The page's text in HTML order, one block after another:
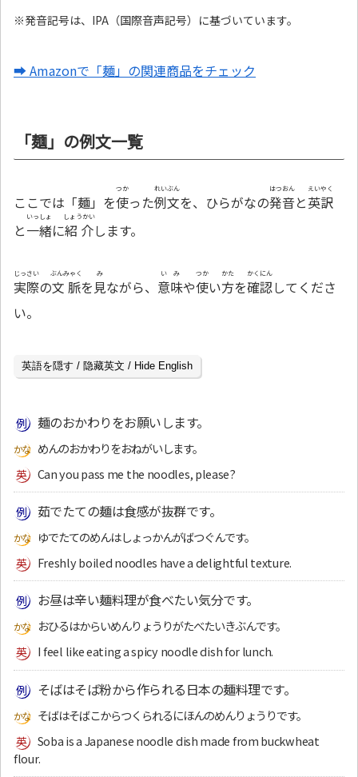
※発音記号は、IPA（国際音声記号）に基づいています。
➡ Amazonで「麺」の関連商品をチェック
「麺」の例文一覧
ここでは「麺」を使
つか
った例文
れいぶん
を、ひらがなの発音
はつおん
と英訳
えいやく
と一緒
いっしょ
に紹介
しょうかい
します。
実際
じっさい
の文脈
ぶんみゃく
を見
み
ながら、 意味
いみ
や使
つか
い方
かた
を確認
かくにん
してくださ
い。
英語を隠す / 隐藏英文 / Hide English
麺のおかわりをお願いします。
めんのおかわりをおねがいします。
Can you pass me the noodles, please?
茹でたての麺は食感が抜群です。
ゆでたてのめんはしょっかんがばつぐんです。
Freshly boiled noodles have a delightful texture.
お昼は辛い麺料理が食べたい気分です。
おひるはからいめんりょうりがたべたいきぶんです。
I feel like eating a spicy noodle dish for lunch.
そばはそば粉から作られる日本の麺料理です。
そばはそばこからつくられるにほんのめんりょうりです。
Soba is a Japanese noodle dish made from buckwheat
flour.